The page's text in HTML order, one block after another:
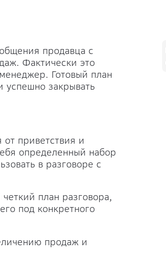
продавца с
Фактически это
Готовый план
успешно закрывать
от приветствия и
определенный набор
в разговоре с
план разговора,
под конкретного
продаж и